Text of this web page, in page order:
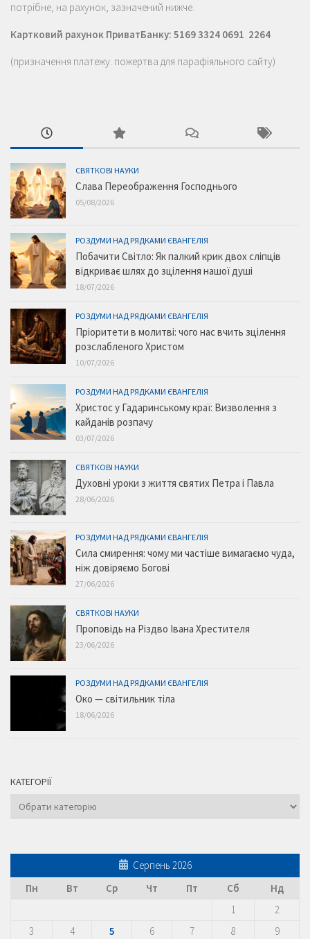
потрібне, на рахунок, зазначений нижче.
Картковий рахунок ПриватБанку: 5169 3324 0691 2264
(призначення платежу: пожертва для парафіяльного сайту)
СВЯТКОВІ НАУКИ
Слава Переображення Господнього
05/08/2026
РОЗДУМИ НАД РЯДКАМИ ЄВАНГЕЛІЯ
Побачити Світло: Як палкий крик двох сліпців
відкриває шлях до зцілення нашої душі
18/07/2026
РОЗДУМИ НАД РЯДКАМИ ЄВАНГЕЛІЯ
Пріоритети в молитві: чого нас вчить зцілення
розслабленого Христом
10/07/2026
РОЗДУМИ НАД РЯДКАМИ ЄВАНГЕЛІЯ
Христос у Гадаринському краї: Визволення з
кайданів розпачу
03/07/2026
СВЯТКОВІ НАУКИ
Духовні уроки з життя святих Петра і Павла
28/06/2026
РОЗДУМИ НАД РЯДКАМИ ЄВАНГЕЛІЯ
Сила смирення: чому ми частіше вимагаємо чуда,
ніж довіряємо Богові
27/06/2026
СВЯТКОВІ НАУКИ
Проповідь на Різдво Івана Хрестителя
23/06/2026
РОЗДУМИ НАД РЯДКАМИ ЄВАНГЕЛІЯ
Око — світильник тіла
18/06/2026
КАТЕГОРІЇ
Категорії
Серпень 2026
Пн
Вт Ср Чт Пт Сб
Нд
1
2
3
4 5 6 7 8
9